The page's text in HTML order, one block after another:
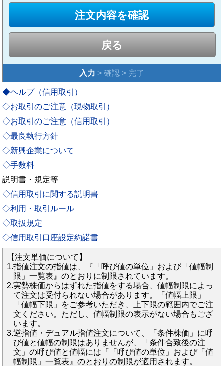
戻る
入力 > 確認 > 完了
◆ヘルプ（信用取引）
◇お取引のご注意（現物取引）
◇お取引のご注意（信用取引）
◇最良執行方針
◇新興企業について
◇手数料
説明書・規定等
◇信用取引に関する説明書
◇利用・取引ルール
◇取扱規定
◇信用取引口座設定約諾書
【注文単価について】
1.指値注文の指値は、『「呼び値の単位」および「値幅制
限」一覧表』のとおりに制限されています。
2.実勢株価からはずれた指値をする場合、値幅制限によっ
て注文は受付られない場合があります。「値幅上限」
「値幅下限」をご参考いただき、上下限の範囲内でご注
文ください。ただし、値幅制限の表示がない場合もござ
います。
3.逆指値・デュアル指値注文について、「条件株価」に呼
び値と値幅の制限はありませんが、「条件合致後の注
文」の呼び値と値幅には『「呼び値の単位」および「値
幅制限」一覧表』のとおりの制限が適用されます。